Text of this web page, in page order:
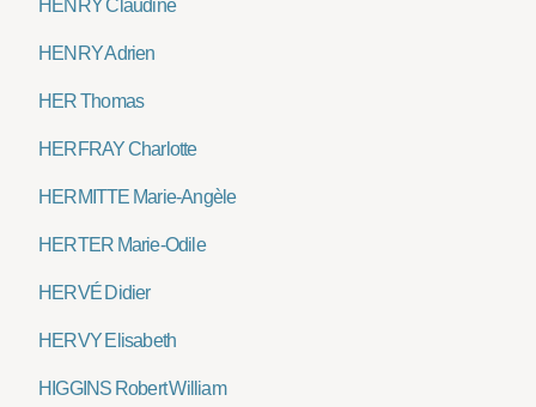
HENRY Claudine
HENRY Adrien
HER Thomas
HERFRAY Charlotte
HERMITTE Marie-Angèle
HERTER Marie-Odile
HERVÉ Didier
HERVY Elisabeth
HIGGINS Robert William